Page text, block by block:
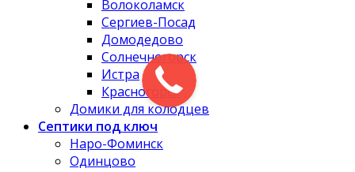
Волоколамск
Сергиев-Посад
Домодедово
Солнечногорск
Истра
Красногорск
Домики для колодцев
Септики под ключ
Наро-Фоминск
Одинцово